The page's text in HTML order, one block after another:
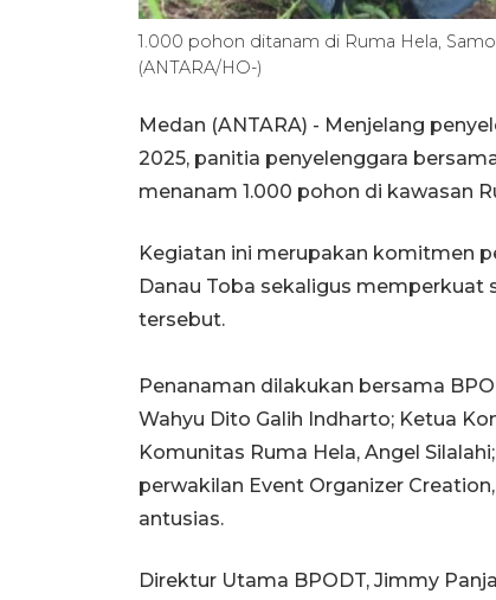
1.000 pohon ditanam di Ruma Hela,
(ANTARA/HO-)
Medan (ANTARA) - Menjelang
2025, panitia penyelenggara
menanam 1.000 pohon di kawasan
Kegiatan ini merupakan komitmen
Danau Toba sekaligus memperkuat
tersebut.
Penanaman dilakukan bersama
Wahyu Dito Galih Indharto; Ketua
Komunitas Ruma Hela, Angel
perwakilan Event Organizer
antusias.
Direktur Utama BPODT, Jimmy